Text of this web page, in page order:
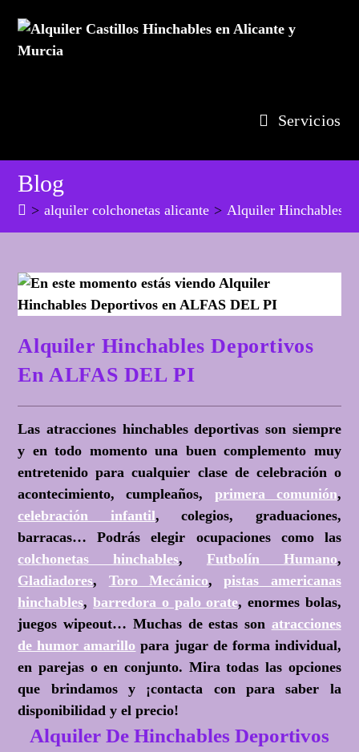
Servicios
Blog
> alquiler colchonetas alicante > Alquiler Hinchables
Alquiler Hinchables Deportivos
En ALFAS DEL PI
Las atracciones hinchables deportivas son siempre
y en todo momento una buen complemento muy
entretenido para cualquier clase de celebración o
acontecimiento, cumpleaños, primera comunión,
celebración infantil, colegios, graduaciones,
barracas… Podrás elegir ocupaciones como las
colchonetas hinchables, Futbolín Humano,
Gladiadores, Toro Mecánico,pistas americanas
hinchables,barredora o palo orate, enormes bolas,
juegos wipeout… Muchas de estas son atracciones
de humor amarillo para jugar de forma individual,
en parejas o en conjunto. Mira todas las opciones
que brindamos y ¡contacta con para saber la
disponibilidad y el precio!
Alquiler De Hinchables Deportivos